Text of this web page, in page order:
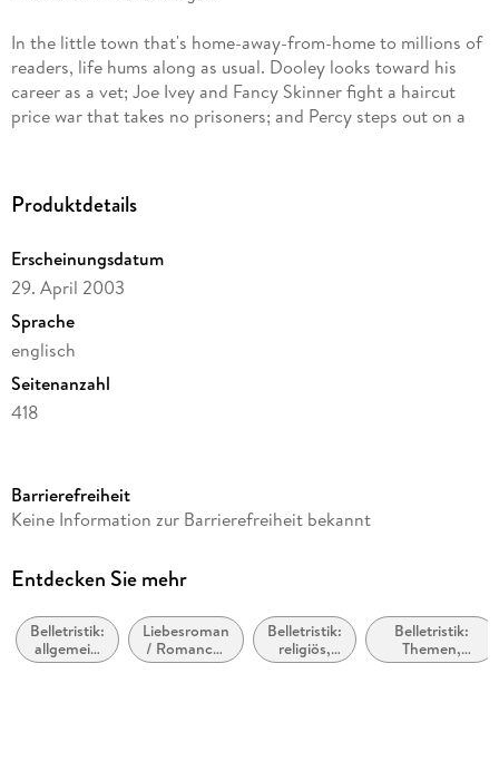
In the little town that's home-away-from-home to millions of
readers, life hums along as usual. Dooley looks toward his
career as a vet; Joe Ivey and Fancy Skinner fight a haircut
price war that takes no prisoners; and Percy steps out on a
even more. As he and Cynthia gear up for a year-long
waves through his faith-and the whole town of Mitford.
Produktdetails
Erscheinungsdatum
29. April 2003
Sprache
englisch
Seitenanzahl
418
Autor/Autorin
Verlag/Hersteller
Produktart
kartoniert
Barrierefreiheit
Keine Information zur Barrierefreiheit bekannt
Entdecken Sie mehr
Belletristik:
allgemein
und
Liebesroman
/ Romance:
Wholesome
Belletristik:
religiös,
spirituell
Belletristik:
Themen,
Stoffe, Motive: